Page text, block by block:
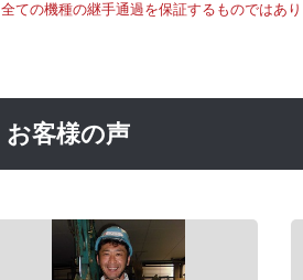
全ての機種の継手通過を保証するものではあり
お客様の声